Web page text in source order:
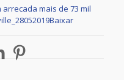
mais de 73 mil
Baixar